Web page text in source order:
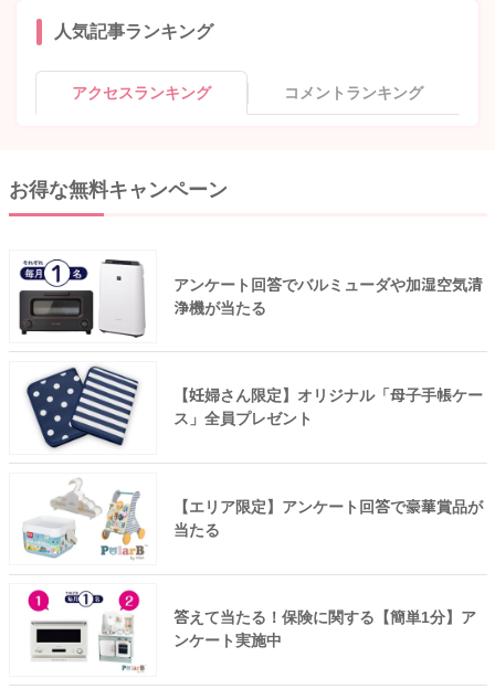
人気記事ランキング
アクセスランキング コメントランキング
お得な無料キャンペーン
アンケート回答でバルミューダや加湿空気清
浄機が当たる
【妊婦さん限定】オリジナル「母子手帳ケー
ス」全員プレゼント
【エリア限定】アンケート回答で豪華賞品が
当たる
答えて当たる！保険に関する【簡単1分】ア
ンケート実施中